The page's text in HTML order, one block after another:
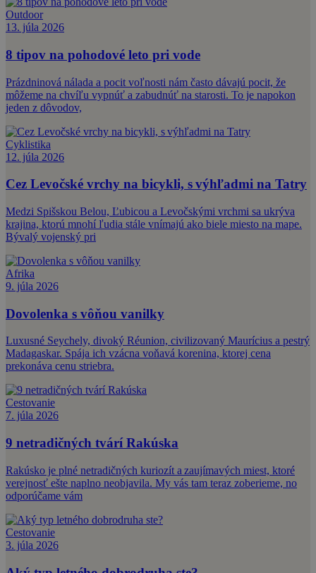
Outdoor
13. júla 2026
8 tipov na pohodové leto pri vode
Prázdninová nálada a pocit voľnosti nám často dávajú pocit, že
môžeme na chvíľu vypnúť a zabudnúť na starosti. To je napokon
jeden z dôvodov,
Cyklistika
12. júla 2026
Cez Levočské vrchy na bicykli, s výhľadmi na Tatry
Medzi Spišskou Belou, Ľubicou a Levočskými vrchmi sa ukrýva
krajina, ktorú mnohí ľudia stále vnímajú ako biele miesto na mape.
Bývalý vojenský pri
Afrika
9. júla 2026
Dovolenka s vôňou vanilky
Luxusné Seychely, divoký Réunion, civilizovaný Maurícius a pestrý
Madagaskar. Spája ich vzácna voňavá korenina, ktorej cena
prekonáva cenu striebra.
Cestovanie
7. júla 2026
9 netradičných tvárí Rakúska
Rakúsko je plné netradičných kuriozít a zaujímavých miest, ktoré
verejnosť ešte naplno neobjavila. My vás tam teraz zoberieme, no
odporúčame vám
Cestovanie
3. júla 2026